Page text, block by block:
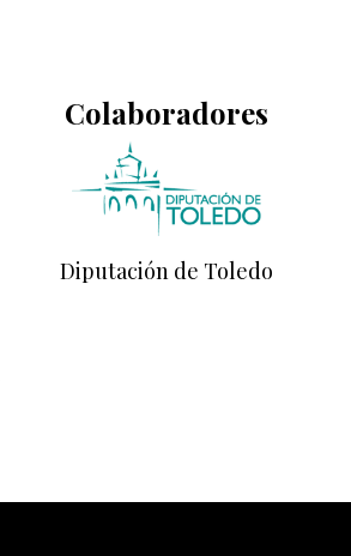
Colaboradores
Diputación de Toledo